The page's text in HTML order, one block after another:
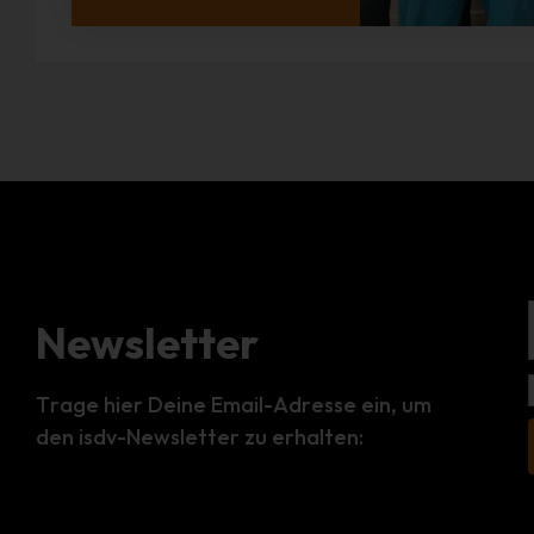
Newsletter
Trage hier Deine Email-Adresse ein, um
den isdv-Newsletter zu erhalten: